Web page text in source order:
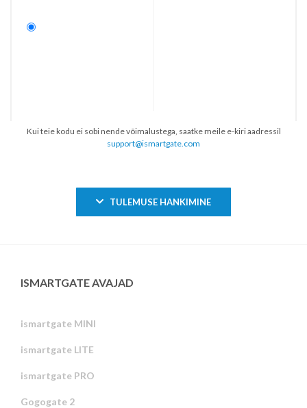
Kui teie kodu ei sobi nende võimalustega, saatke meile e-kiri aadressil
support@ismartgate.com
TULEMUSE HANKIMINE
ISMARTGATE AVAJAD
ismartgate MINI
ismartgate LITE
ismartgate PRO
Gogogate 2